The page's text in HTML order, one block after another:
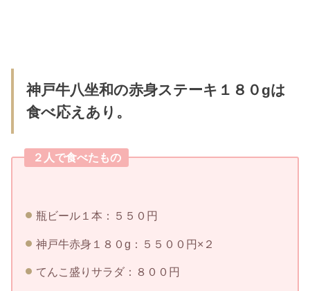
神戸牛八坐和の赤身ステーキ１８０gは
食べ応えあり。
２人で食べたもの
瓶ビール１本：５５０円
神戸牛赤身１８０g：５５００円×２
てんこ盛りサラダ：８００円